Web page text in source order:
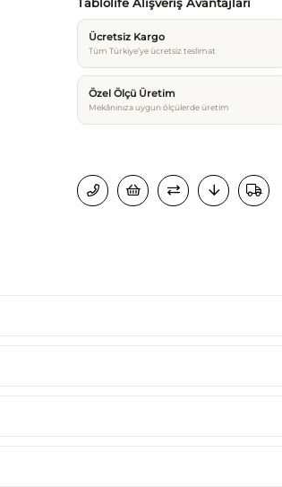
Ücretsiz Kargo
Tüm Türkiye’ye ücretsiz teslimat
Özel Ölçü Üretim
Mekânınıza uygun ölçülerde üretim